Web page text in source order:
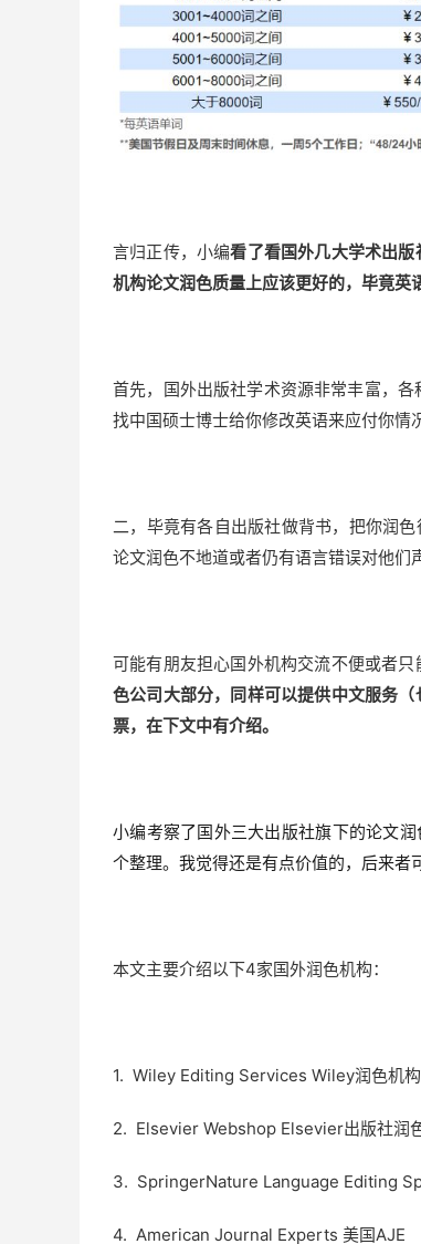
言归正传，小编看了看国外几大学术出
机构论文润色质量上应该更好的，毕竟英
首先，国外出版社学术资源非常丰富，
找中国硕士博士给你修改英语来应付你情
二，毕竟有各自出版社做背书，把你润
论文润色不地道或者仍有语言错误对他们
可能有朋友担心国外机构交流不便或者
色公司大部分，同样可以提供中文服务
票，在下文中有介绍。
小编考察了国外三大出版社旗下的论文
个整理。我觉得还是有点价值的，后来者
本文主要介绍以下4家国外润色机构：
1. Wiley Editing Services Wiley润色机构
2. Elsevier Webshop Elsevier出版社润
3. SpringerNature Language Editing
4. American Journal Experts 美国AJE